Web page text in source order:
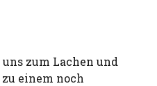
zum Lachen und
einem noch